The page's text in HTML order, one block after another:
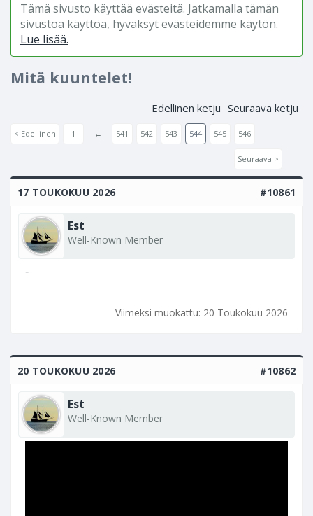
Tämä sivusto käyttää evästeitä. Jatkamalla tämän
sivustoa käyttöä, hyväksyt evästeidemme käytön.
Lue lisää.
Mitä kuuntelet!
Edellinen ketju Seuraava ketju
< Edellinen 1 ← 541 542 543 544 545 546
Seuraava >
17 TOUKOKUU 2026 #10861
Est
Well-Known Member
-
Viimeksi muokattu: 20 Toukokuu 2026
20 TOUKOKUU 2026 #10862
Est
Well-Known Member